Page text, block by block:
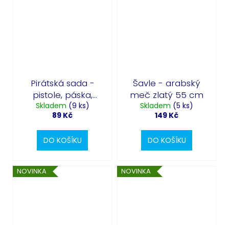
Pirátská sada -
pistole, páska,
náušnice, mince,
přivěšek
Skladem (9 ks)
89 Kč
DO KOŠÍKU
Šavle - arabský
meč zlatý 55 cm
Skladem (5 ks)
149 Kč
DO KOŠÍKU
NOVINKA NOVINKA